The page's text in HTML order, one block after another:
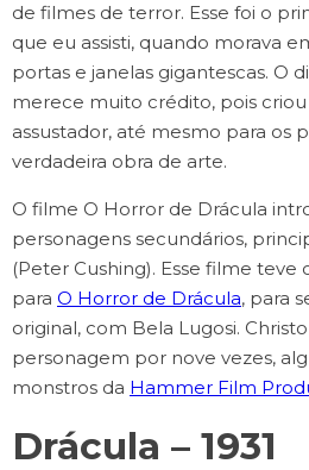
de filmes de terror. Esse foi o
que eu assisti, quando morava
portas e janelas gigantescas. O
merece muito crédito, pois
assustador, até mesmo para os
verdadeira obra de arte.
O filme O Horror de Drácula
personagens secundários,
(Peter Cushing). Esse filme teve
para O Horror de Drácula, para
original, com Bela Lugosi.
personagem por nove vezes,
monstros da Hammer Film
Drácula – 1931